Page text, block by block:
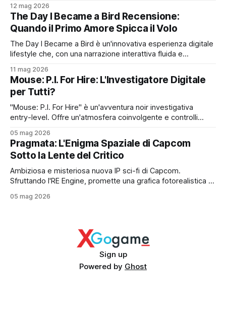
miglioramento e una Deluxe per gli irriducibili
12 mag 2026
The Day I Became a Bird Recensione:
Quando il Primo Amore Spicca il Volo
The Day I Became a Bird è un'innovativa esperienza digitale
lifestyle che, con una narrazione interattiva fluida e
l'introspezione nonostante piccoli compromessi
11 mag 2026
Mouse: P.I. For Hire: L'Investigatore Digitale
per Tutti?
"Mouse: P.I. For Hire" è un'avventura noir investigativa
entry-level. Offre un'atmosfera coinvolgente e controlli
longevità ridotta e limiti tecnici evidenti. Ideale per chi cerca
un'esperienza breve e rilassata.
05 mag 2026
Pragmata: L'Enigma Spaziale di Capcom
Sotto la Lente del Critico
Ambiziosa e misteriosa nuova IP sci-fi di Capcom.
Sfruttando l'RE Engine, promette una grafica fotorealistica e
di dettagli sul gameplay reale alimentano forti incertezze.
05 mag 2026
Sign up
Powered by Ghost